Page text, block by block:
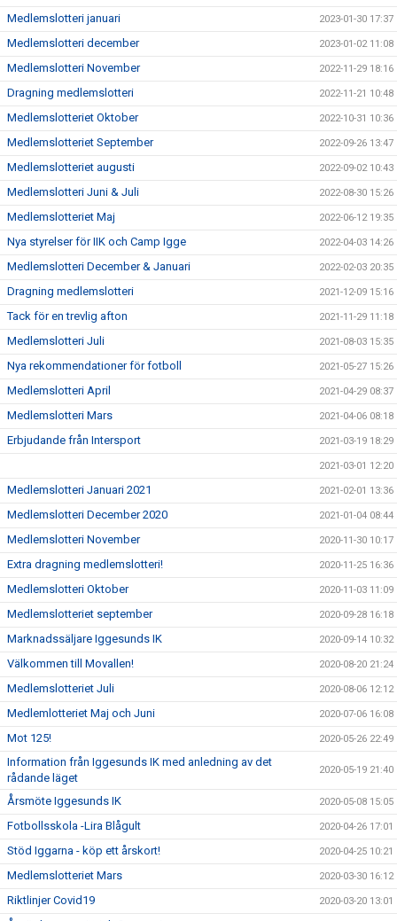
Medlemslotteri januari 2023-01-30 17:37
Medlemslotteri december 2023-01-02 11:08
Medlemslotteri November 2022-11-29 18:16
Dragning medlemslotteri 2022-11-21 10:48
Medlemslotteriet Oktober 2022-10-31 10:36
Medlemslotteriet September 2022-09-26 13:47
Medlemslotteriet augusti 2022-09-02 10:43
Medlemslotteri Juni & Juli 2022-08-30 15:26
Medlemslotteriet Maj 2022-06-12 19:35
Nya styrelser för IIK och Camp Igge 2022-04-03 14:26
Medlemslotteri December & Januari 2022-02-03 20:35
Dragning medlemslotteri 2021-12-09 15:16
Tack för en trevlig afton 2021-11-29 11:18
Medlemslotteri Juli 2021-08-03 15:35
Nya rekommendationer för fotboll 2021-05-27 15:26
Medlemslotteri April 2021-04-29 08:37
Medlemslotteri Mars 2021-04-06 08:18
Erbjudande från Intersport 2021-03-19 18:29
2021-03-01 12:20
Medlemslotteri Januari 2021 2021-02-01 13:36
Medlemslotteri December 2020 2021-01-04 08:44
Medlemslotteri November 2020-11-30 10:17
Extra dragning medlemslotteri! 2020-11-25 16:36
Medlemslotteri Oktober 2020-11-03 11:09
Medlemslotteriet september 2020-09-28 16:18
Marknadssäljare Iggesunds IK 2020-09-14 10:32
Välkommen till Movallen! 2020-08-20 21:24
Medlemslotteriet Juli 2020-08-06 12:12
Medlemlotteriet Maj och Juni 2020-07-06 16:08
Mot 125! 2020-05-26 22:49
Information från Iggesunds IK med anledning av det
rådande läget
2020-05-19 21:40
Årsmöte Iggesunds IK 2020-05-08 15:05
Fotbollsskola -Lira Blågult 2020-04-26 17:01
Stöd Iggarna - köp ett årskort! 2020-04-25 10:21
Medlemslotteriet Mars 2020-03-30 16:12
Riktlinjer Covid19 2020-03-20 13:01